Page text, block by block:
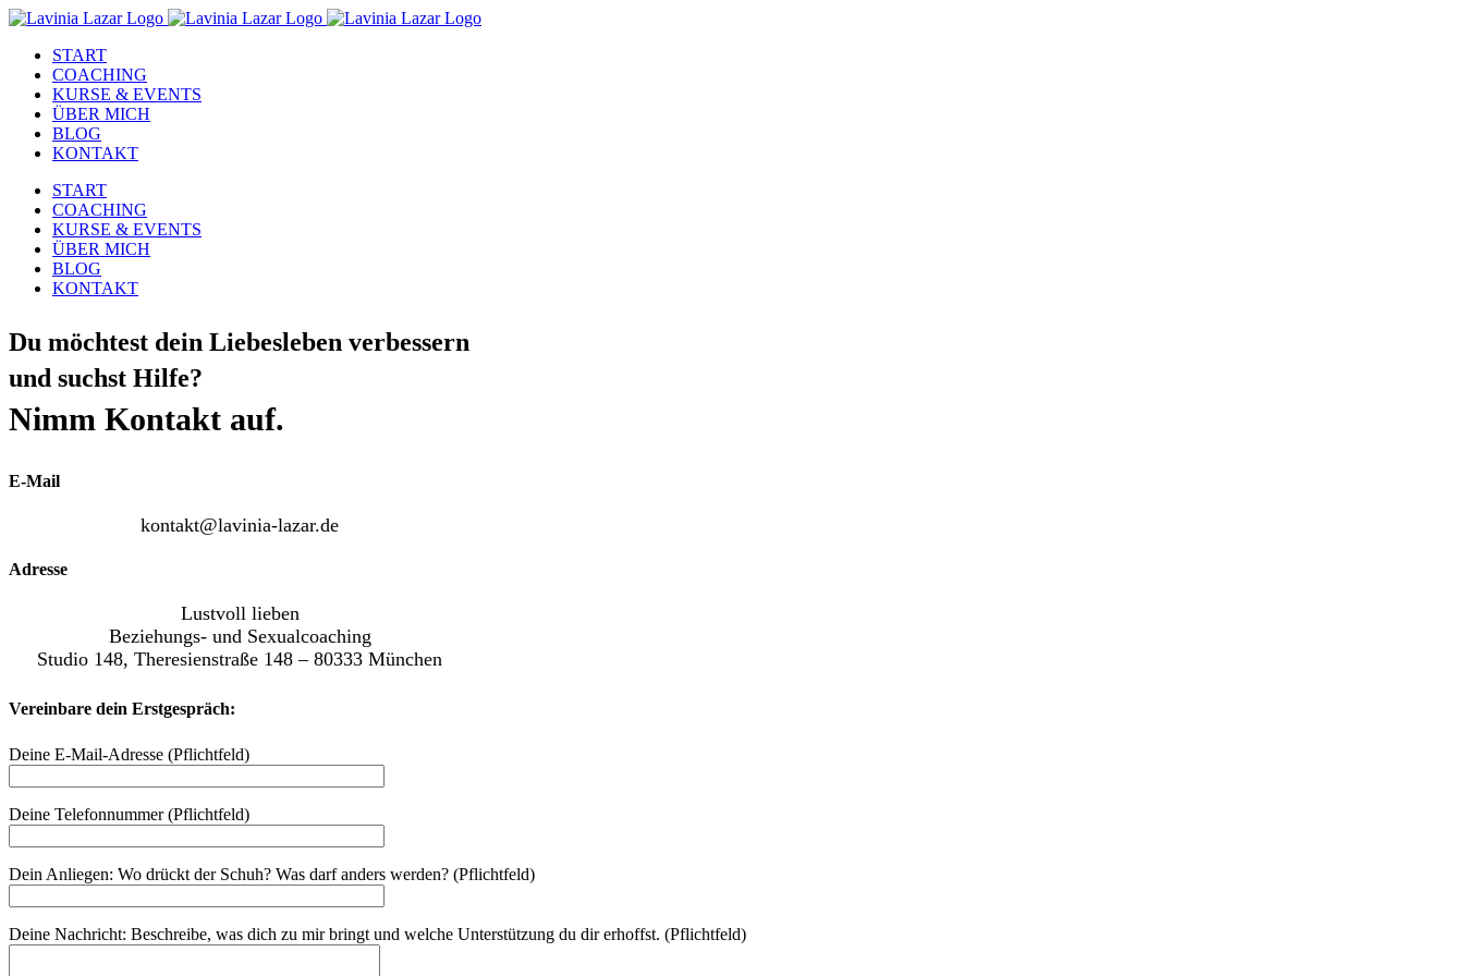
Zum
springenSTART
COACHING
KURSE & EVENTS
ÜBER MICH
BLOG
KONTAKT
START
COACHING
KURSE & EVENTS
ÜBER MICH
BLOG
KONTAKT
Du möchtest dein Liebesleben verbessern
und suchst Hilfe?
Nimm Kontakt auf.
E-Mail
kontakt@lavinia-lazar.de
Adresse
Lustvoll lieben
Beziehungs- und Sexualcoaching
Studio 148, Theresienstraße 148 – 80333 München
Vereinbare dein Erstgespräch:
Deine E-Mail-Adresse (Pflichtfeld)
Deine Telefonnummer (Pflichtfeld)
Dein Anliegen: Wo drückt der Schuh? Was darf anders werden? (Pflichtfeld)
Deine Nachricht: Beschreibe, was dich zu mir bringt und welche Unterstützung du dir erhoffst. (Pflichtfeld)